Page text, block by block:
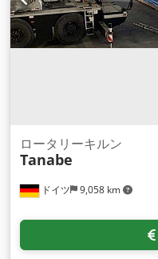
ドイツ 9,058 km
ロータリーキルン
Tanabe